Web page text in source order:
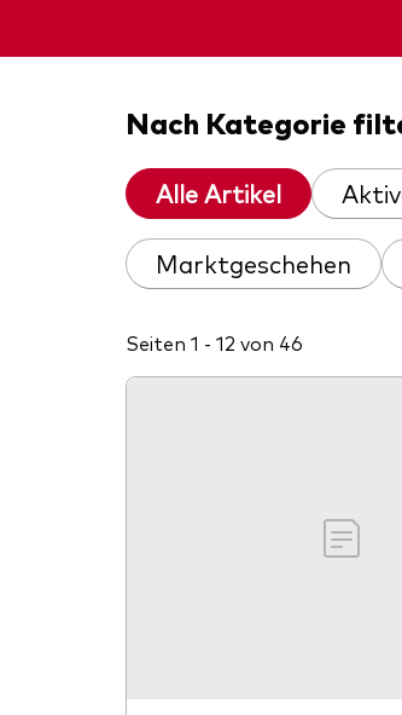
Nach Kategorie
Alle Artikel
Marktgeschehen
Seiten 1 - 12 von 46